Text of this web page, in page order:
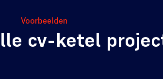
Voorbeelden
cv-ketel